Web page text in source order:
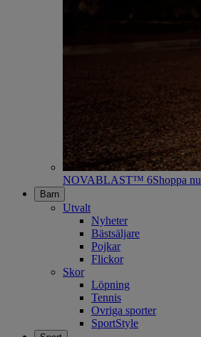
NOVABLAST™ 6Shoppa nu
Barn
Utvalt
Nyheter
Bästsäljare
Pojkar
Flickor
Skor
Löpning
Tennis
Ovriga sporter
SportStyle